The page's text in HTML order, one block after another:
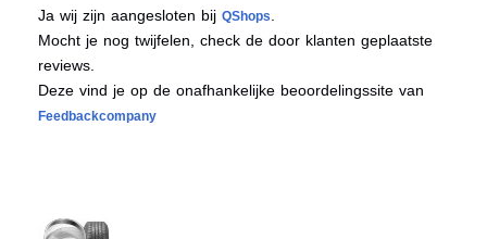
Ja wij zijn aangesloten bij QShops
Mocht je nog twijfelen, check de door klanten geplaatste
reviews.
Deze vind je op de onafhankelijke beoordelingssite van
Feedbackcompany